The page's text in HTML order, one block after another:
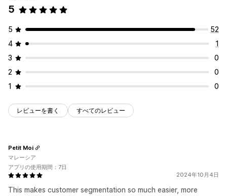
5
5
52
4
1
3
0
2
0
1
0
レビューを書く すべてのレビュー
2024年10月4日
This makes customer segmentation so much easier, more
Petit Moi
マレーシア
アプリの使用期間：7日